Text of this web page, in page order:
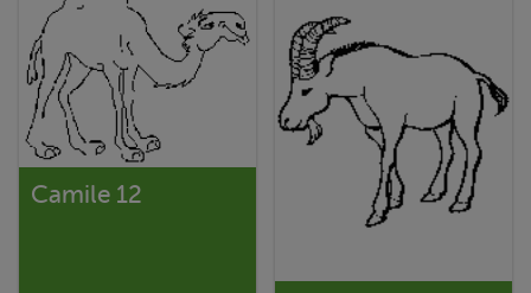
Camile 12